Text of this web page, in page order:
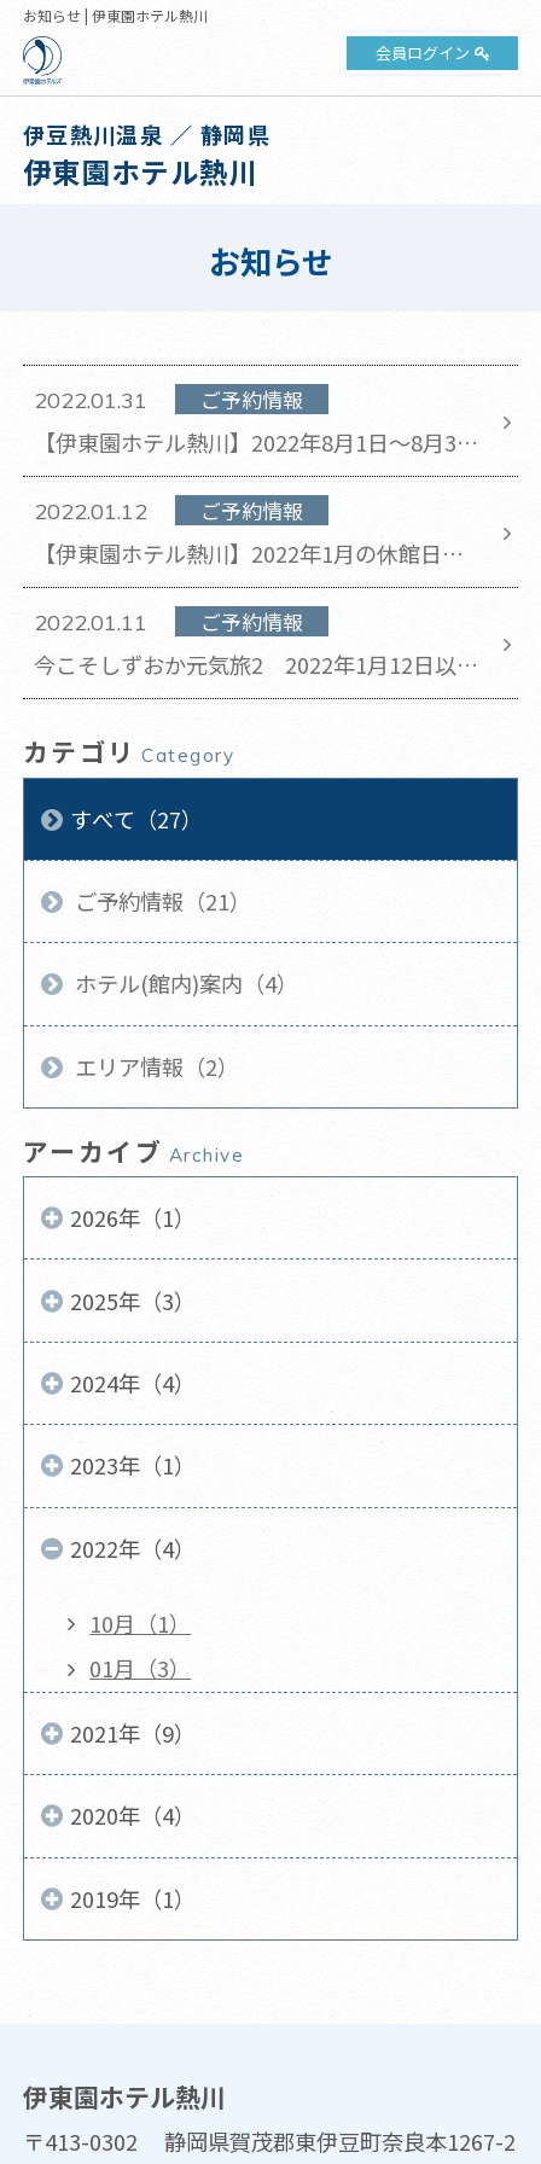
お知らせ | 伊東園ホテル熱川
会員ログイン
伊豆熱川温泉 ／ 静岡県
伊東園ホテル熱川
お知らせ
2022.01.31 ご予約情報
【伊東園ホテル熱川】2022年8月1日～8月31
日のチェックアウト時間が11時から10時に変
更となります。
2022.01.12 ご予約情報
【伊東園ホテル熱川】2022年1月の休館日の
お知らせ(2022年1月12日 更新)
2022.01.11 ご予約情報
今こそしずおか元気旅2 2022年1月12日以降
の新規予約受付停止について
カテゴリ Category
すべて（27）
ご予約情報（21）
ホテル(館内)案内（4）
エリア情報（2）
アーカイブ Archive
2026年（1）
2025年（3）
2024年（4）
2023年（1）
2022年（4）
10月（1）
01月（3）
2021年（9）
2020年（4）
2019年（1）
伊東園ホテル熱川
〒413-0302 静岡県賀茂郡東伊豆町奈良本1267-2